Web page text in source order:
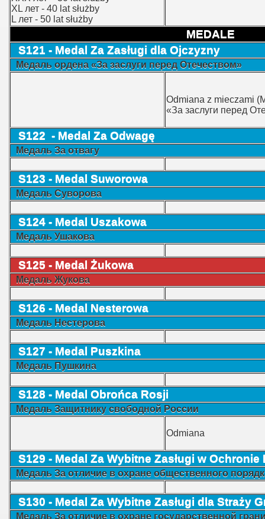
XL лет - 40 lat służby
L лет - 50 lat służby
MEDALE
S121 - Medal Za Zasługi dla Ojczyzny
Медаль ордена «За заслуги перед Отечеством»
Odmiana z mieczami
«За заслуги перед
S122 - Medal Za Odwagę
Медаль За отвагу
S123 - Medal Suworowa
Медаль Суворова
S124 - Medal Uszakowa
Медаль Ушакова
S125 - Medal Żukowa
Медаль Жукова
S126 - Medal Nesterowa
Mедаль Нестерова
S127 - Medal Puszkina
Mедаль Пушкина
S128 - Medal Obrońca Rosji
Mедаль Защитнику свободной России
Odmiana
S129 - Medal Za Wybitne Zasługi w
Mедаль За отличие в охране общественного
S130 - Medal Za Wybitne Zasługi dla Straży
Mедаль За отличие в охране государственной